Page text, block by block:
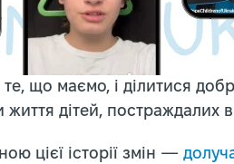
що маємо, і ділитися
дітей, постраждалих
цієї історії змін —